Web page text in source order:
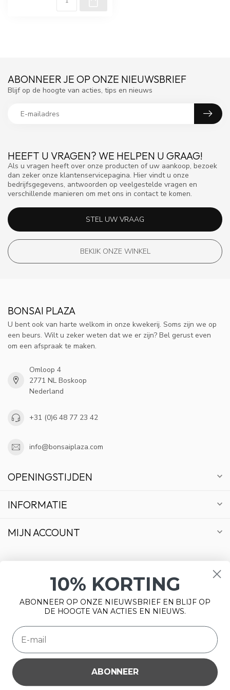
HEEFT U VRAGEN? WE HELPEN U GRAAG!
Als u vragen heeft over onze producten of uw aankoop, bezoek
dan zeker onze klantenservicepagina. Hier vindt u onze
bedrijfsgegevens, antwoorden op veelgestelde vragen en
verschillende manieren om met ons in contact te komen.
STEL UW VRAAG
BEKIJK ONZE WINKEL
ABONNEER JE OP ONZE NIEUWSBRIEF
Blijf op de hoogte van acties, tips en nieuws
BONSAI PLAZA
U bent ook van harte welkom in onze kwekerij. Soms zijn we op
een beurs. Wilt u zeker weten dat we er zijn? Bel gerust even
om een afspraak te maken.
Omloop 4
2771 NL Boskoop
Nederland
+31 (0)6 48 77 23 42
info@bonsaiplaza.com
OPENINGSTIJDEN
INFORMATIE
MIJN ACCOUNT
Wij slaan cookies op om onze website te verbeteren. Is dat
10% KORTING
ABONNEER OP ONZE NIEUWSBRIEF EN BLIJF OP
DE HOOGTE VAN ACTIES EN NIEUWS.
ABONNEER